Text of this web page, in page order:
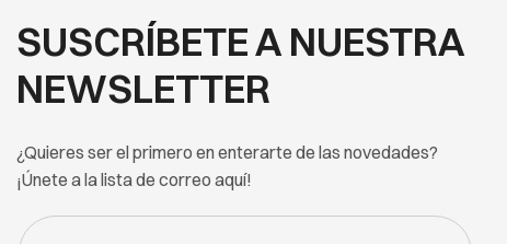
SUSCRÍBETE A NUESTRA
NEWSLETTER
¿Quieres ser el primero en enterarte de las novedades?
¡Únete a la lista de correo aquí!
FORM